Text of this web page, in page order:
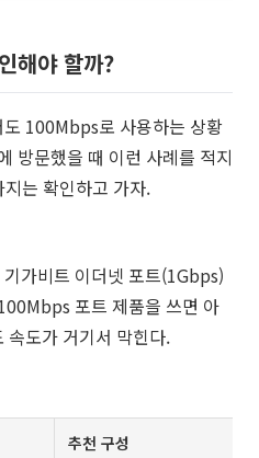
해야 할까?
100Mbps로 사용하는 상황
방문했을 때 이런 사례를 적지
는 확인하고 가자.
가비트 이더넷 포트(1Gbps)
포트 제품을 쓰면 아
속도가 거기서 막힌다.
추천 구성